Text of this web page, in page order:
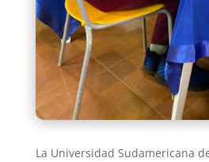
La Universidad Sudamericana